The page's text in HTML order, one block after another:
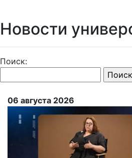
Новости
Поиск:
06 августа 2026